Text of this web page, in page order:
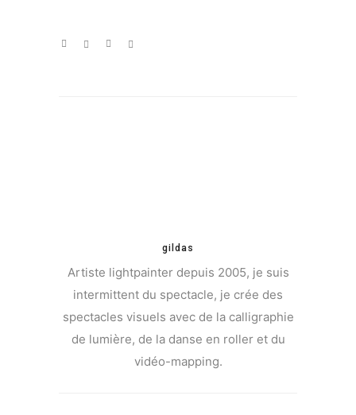
gildas
Artiste lightpainter depuis 2005, je suis
intermittent du spectacle, je crée des
spectacles visuels avec de la calligraphie
de lumière, de la danse en roller et du
vidéo-mapping.